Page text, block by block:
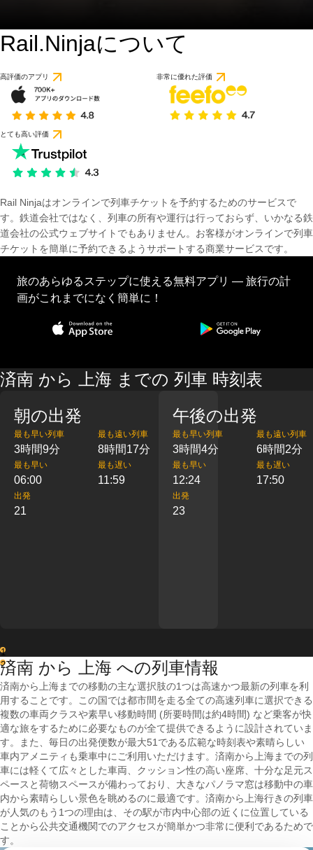
Rail.Ninjaについて
高評価のアプリ 非常に優れた評価
とても高い評価
Rail Ninjaはオンラインで列車チケットを予約するためのサービスで
す。鉄道会社ではなく、列車の所有や運行は行っておらず、いかなる鉄
道会社の公式ウェブサイトでもありません。お客様がオンラインで列車
チケットを簡単に予約できるようサポートする商業サービスです。
旅のあらゆるステップに使える無料アプリ — 旅行の計
画がこれまでになく簡単に！
済南 から 上海 までの 列車 時刻表
朝の出発
最も早い列車
3時間9分
最も遠い列車
8時間17分
最も早い
06:00
最も遅い
11:59
出発
21
午後の出発
最も早い列車
3時間4分
最も遠い列車
6時間2分
最も早い
12:24
最も遅い
17:50
出発
23
1
2
済南 から 上海 への列車情報
済南から上海までの移動の主な選択肢の1つは高速かつ最新の列車を利
用することです。この国では都市間を走る全ての高速列車に選択できる
複数の車両クラスや素早い移動時間 (所要時間は約4時間) など乗客が快
適な旅をするために必要なものが全て提供できるように設計されていま
す。また、毎日の出発便数が最大51である広範な時刻表や素晴らしい
車内アメニティも乗車中にご利用いただけます。済南から上海までの列
車には軽くて広々とした車両、クッション性の高い座席、十分な足元ス
ペースと荷物スペースが備わっており、大きなパノラマ窓は移動中の車
内から素晴らしい景色を眺めるのに最適です。済南から上海行きの列車
が人気のもう1つの理由は、その駅が市内中心部の近くに位置している
ことから公共交通機関でのアクセスが簡単かつ非常に便利であるためで
す。
1 件のレビューに基づ